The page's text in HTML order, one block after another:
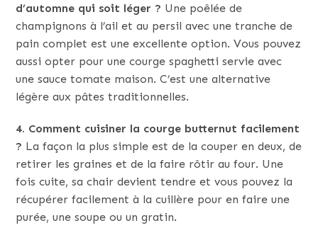
d’automne qui soit léger ? Une poêlée de
champignons à l’ail et au persil avec une tranche de
pain complet est une excellente option. Vous pouvez
aussi opter pour une courge spaghetti servie avec
une sauce tomate maison. C’est une alternative
légère aux pâtes traditionnelles.
4. Comment cuisiner la courge butternut facilement
? La façon la plus simple est de la couper en deux, de
retirer les graines et de la faire rôtir au four. Une
fois cuite, sa chair devient tendre et vous pouvez la
récupérer facilement à la cuillère pour en faire une
purée, une soupe ou un gratin.